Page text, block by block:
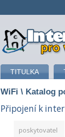
připojení k
TITULKA
WiFi \ Katalog
Připojení k
poskytovatel